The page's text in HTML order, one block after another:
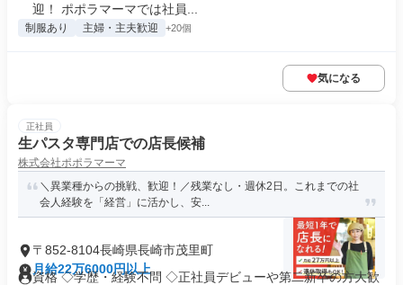
迎！ ポポラマーマでは社員...
制服あり 主婦・主夫歓迎 +20個
気になる
正社員
生パスタ専門店での店長候補
株式会社ポポラマーマ
＼異業種からの挑戦、歓迎！／残業なし・週休2日。これまでの社
会人経験を「経営」に活かし、安...
〒852-8104長崎県長崎市茂里町
月給22万6000円以上
資格 ◇学歴・経験不問 ◇正社員デビューや第二新卒の方大歓